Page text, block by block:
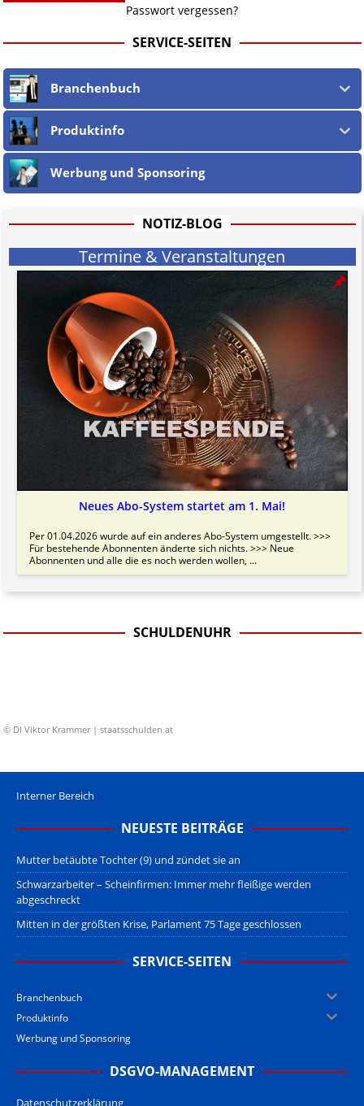
Passwort vergessen?
SERVICE-SEITEN
Branchenbuch
Produktinfo
Werbung und Sponsoring
NOTIZ-BLOG
Termine & Veranstaltungen
Neues Abo-System startet am 1. Mai!
Per 01.04.2026 wurde auf ein anderes Abo-System umgestellt. >>>
Für bestehende Abonnenten änderte sich nichts. >>> Neue
Abonnenten und alle die es noch werden wollen, ...
SCHULDENUHR
© DI Viktor Krammer | staatsschulden.at
Interner Bereich
NEUESTE BEITRÄGE
Mutter betäubte Tochter (9) und zündet sie an
Schwarzarbeiter – Scheinfirmen: Immer mehr fleißige werden
abgeschreckt
Mitten in der größten Krise, Parlament 75 Tage geschlossen
SERVICE-SEITEN
Branchenbuch
Produktinfo
Werbung und Sponsoring
DSGVO-MANAGEMENT
Datenschutzerklärung